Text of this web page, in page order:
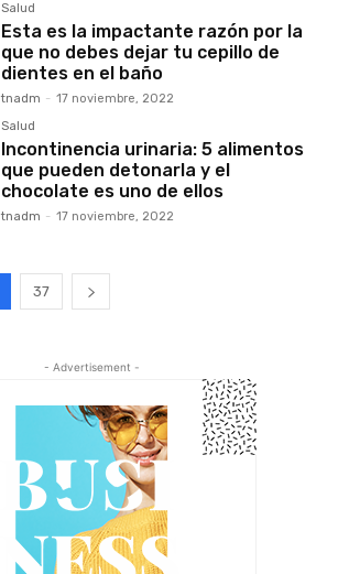
Salud
Esta es la impactante razón por la
que no debes dejar tu cepillo de
dientes en el baño
tnadm - 17 noviembre, 2022
Salud
Incontinencia urinaria: 5 alimentos
que pueden detonarla y el
chocolate es uno de ellos
tnadm - 17 noviembre, 2022
37
- Advertisement -